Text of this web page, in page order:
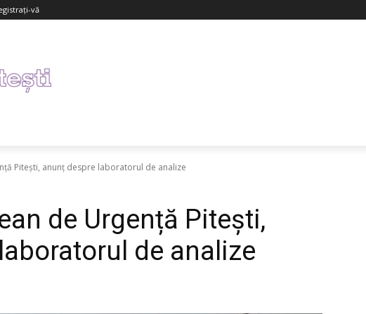
vă
Pitești, anunț despre laboratorul de analize
de Urgență Pitești,
de analize